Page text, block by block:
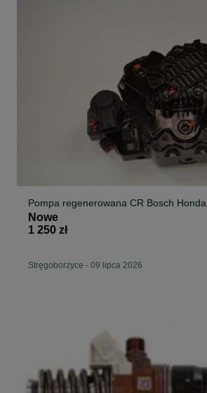
Pompa regenerowana CR Bosch Honda
Nowe
1 250 zł
Stręgoborzyce - 09 lipca 2026